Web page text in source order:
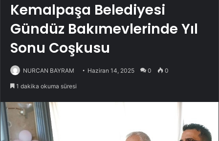
Kemalpaşa Belediyesi
Gündüz Bakımevlerinde Yıl
Sonu Coşkusu
NURCAN BAYRAM Haziran 14, 2025 0 0
1 dakika okuma süresi